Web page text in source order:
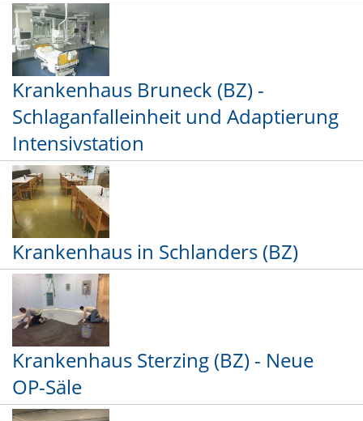
Krankenhaus Bruneck (BZ) -
Schlaganfalleinheit und Adaptierung
Intensivstation
Krankenhaus in Schlanders (BZ)
Krankenhaus Sterzing (BZ) - Neue
OP-Säle